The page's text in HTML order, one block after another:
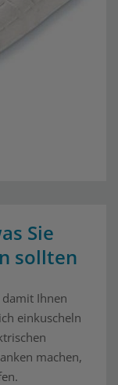
Sie
sollten
Ihnen
einkuscheln
machen,